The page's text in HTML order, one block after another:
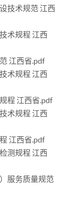
技术规范 江西
术规程 江西
江西省.pdf
术规程 江西
程 江西省.pdf
术规程 江西
江西省.pdf
测规程 江西
服务质量规范